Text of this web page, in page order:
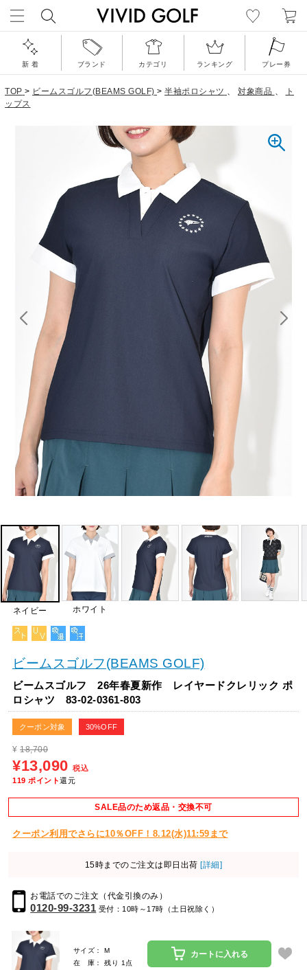
新 着 ブランド カテゴリ ランキング プレー券
TOP > ビームスゴルフ(BEAMS GOLF) > 半袖ポロシャツ 、 対象商品 、
ト
ップス
ネイビー ホワイト
ビームスゴルフ(BEAMS GOLF)
ビームスゴルフ 26年春夏新作 レイヤードクレリック ポ
ロシャツ 83-02-0361-803
クーポン対象 30%OFF
¥ 18,700
¥13,090 税込
119 ポイント還元
SALE品のため返品・交換不可
クーポン利用でさらに10％OFF！8.12(水)11:59まで
15時までのご注文は即日出荷 [詳細]
お電話でのご注文（代金引換のみ）
0120-99-3231 受付：10時～17時（土日祝除く）
サイズ： M
在 庫： 残り 1点
カートに入れる